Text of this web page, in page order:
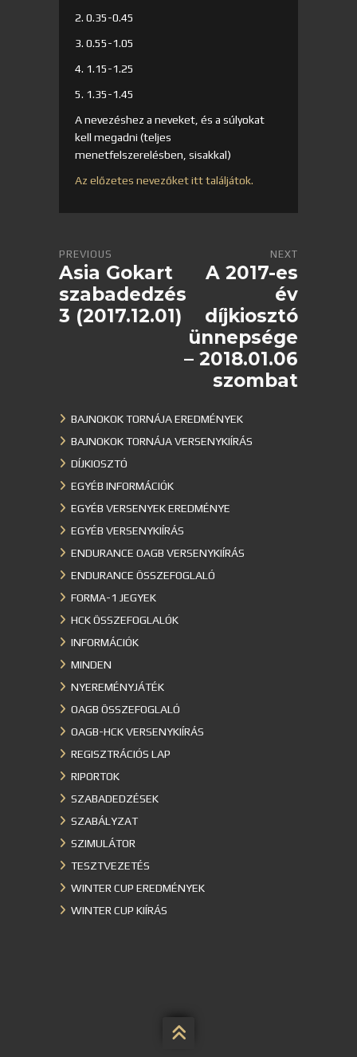
2. 0.35-0.45
3. 0.55-1.05
4. 1.15-1.25
5. 1.35-1.45
A nevezéshez a neveket, és a súlyokat
kell megadni (teljes
menetfelszerelésben, sisakkal)
Az előzetes nevezőket itt találjátok.
PREVIOUS
Asia Gokart
szabadedzés
3 (2017.12.01)
NEXT
A 2017-es
év
díjkiosztó
ünnepsége
– 2018.01.06
szombat
BAJNOKOK TORNÁJA EREDMÉNYEK
BAJNOKOK TORNÁJA VERSENYKIÍRÁS
DÍJKIOSZTÓ
EGYÉB INFORMÁCIÓK
EGYÉB VERSENYEK EREDMÉNYE
EGYÉB VERSENYKIÍRÁS
ENDURANCE OAGB VERSENYKIÍRÁS
ENDURANCE ÖSSZEFOGLALÓ
FORMA-1 JEGYEK
HCK ÖSSZEFOGLALÓK
INFORMÁCIÓK
MINDEN
NYEREMÉNYJÁTÉK
OAGB ÖSSZEFOGLALÓ
OAGB-HCK VERSENYKIÍRÁS
REGISZTRÁCIÓS LAP
RIPORTOK
SZABADEDZÉSEK
SZABÁLYZAT
SZIMULÁTOR
TESZTVEZETÉS
WINTER CUP EREDMÉNYEK
WINTER CUP KIÍRÁS
